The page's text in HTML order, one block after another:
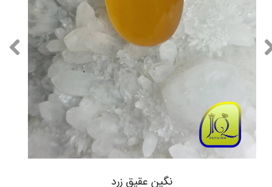
نگین عقیق زرد